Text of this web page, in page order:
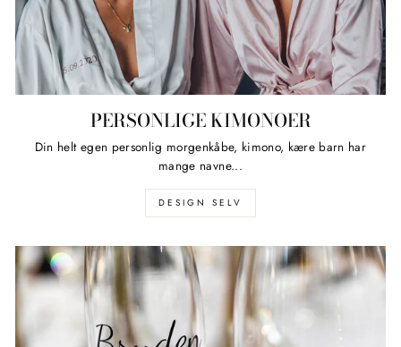
PERSONLIGE KIMONOER
Din helt egen personlig morgenkåbe, kimono, kære barn har
mange navne...
DESIGN SELV